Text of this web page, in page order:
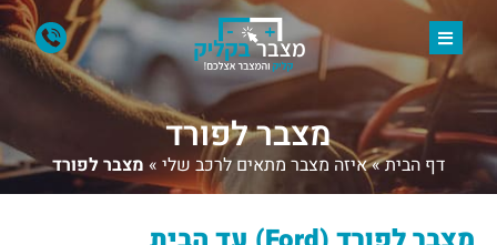
מצבר לפורד
דף הבית»איזה מצבר מתאים לרכב שלי » מצבר לפורד